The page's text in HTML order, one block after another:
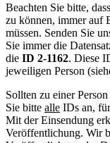
Beachten Sie bitte,
zu können, immer auf
müssen. Senden Sie
Sie immer die
die ID 2-1162. Diese
jeweiligen Person
Sollten zu einer
Sie bitte alle IDs an,
Mit der Einsendung
Veröffentlichung. Wir